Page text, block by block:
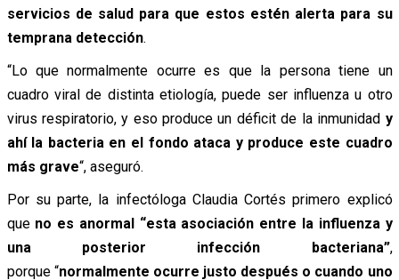
servicios de salud para que estos estén alerta para su
temprana detección.
“Lo que normalmente ocurre es que la persona tiene un
cuadro viral de distinta etiología, puede ser influenza u otro
virus respiratorio, y eso produce un déficit de la inmunidad y
ahí la bacteria en el fondo ataca y produce este cuadro
más grave“, aseguró.
Por su parte, la infectóloga Claudia Cortés primero explicó
que no es anormal “esta asociación entre la influenza y
una posterior infección bacteriana”,
porque “normalmente ocurre justo después o cuando uno